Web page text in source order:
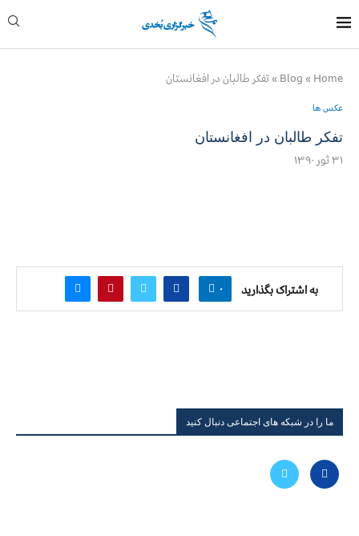
Home
»
Blog
»تفكر طالبان در افغانستان
عکس ها
تفكر طالبان در افغانستان
۳۱ ثور ۱۳۹۰
به اشتراک بگذارید ۰
ما را در شبکه های اجتماعی دنبال کنید